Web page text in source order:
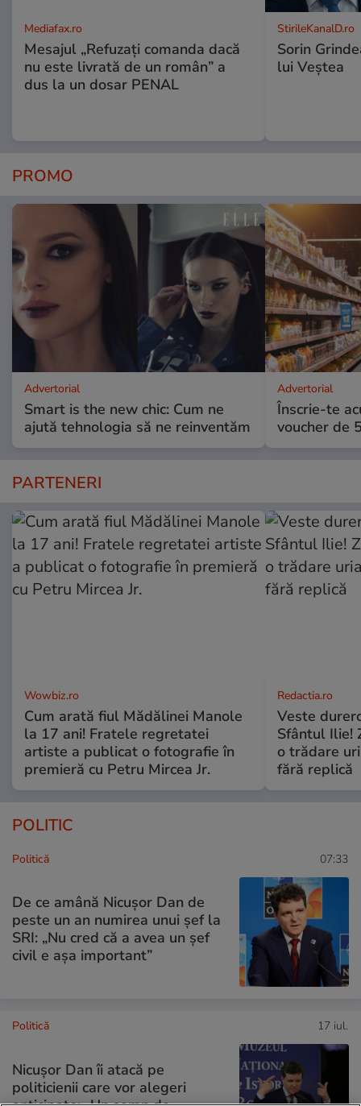
Mediafax.ro
Mesajul „Refuzați comanda dacă
nu este livrată de un român” a
dus la un dosar PENAL
StirileKanalD.ro
Sorin
lui Veștea
PROMO
Advertorial
Smart is the new chic: Cum ne
ajută tehnologia să ne reinventăm
Advertorial
Înscrie-te
voucher de
PARTENERI
Wowbiz.ro
Cum arată fiul Mădălinei Manole
la 17 ani! Fratele regretatei
artiste a publicat o fotografie în
premieră cu Petru Mircea Jr.
Redactia.ro
Veste
Sfântul Ilie!
o trădare
fără replică
POLITIC
Politică 07:33
De ce amână Nicușor Dan de
peste un an numirea unui șef la
SRI: „Nu cred că a avea un şef
civil e așa important”
Politică 17 iul.
Nicușor Dan îi atacă pe
politicienii care vor alegeri